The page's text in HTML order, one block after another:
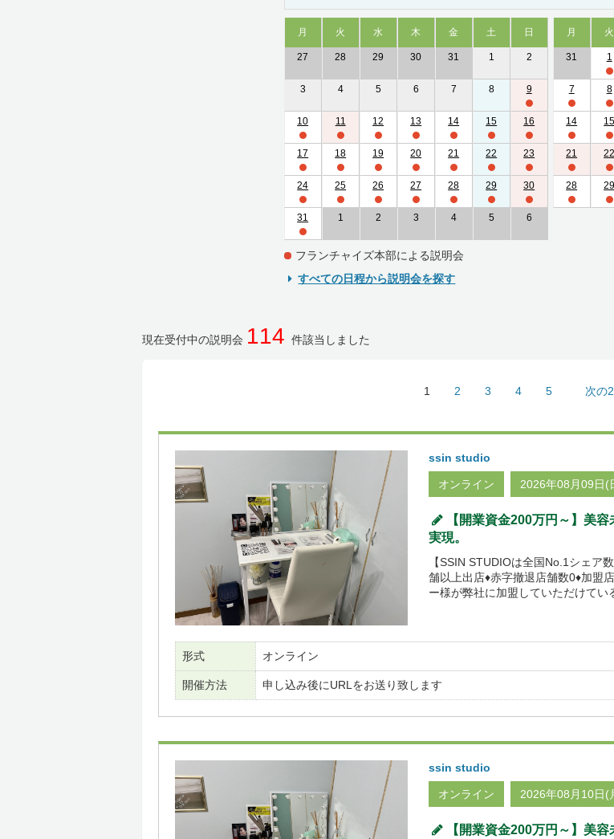
月 火 水 木 金 土 日
27 28 29 30 31 1 2
3 4 5 6 7 8 9
10 11 12 13 14 15 16
17 18 19 20 21 22 23
24 25 26 27 28 29 30
31 1 2 3 4 5 6
月 火
31 1
7 8
14 15
21 22
28 29
フランチャイズ本部による説明会
すべての日程から説明会を探す
現在受付中の説明会 114 件該当しました
1 2 3 4 5 次の
ssin studio
オンライン 2026年08月09日(
【開業資金200万円～】美
実現。
【SSIN STUDIOは全国No.1シェア
舗以上出店♦赤字撤退店舗数0♦加盟
ー様が弊社に加盟していただけてい
形式 オンライン
開催方法 申し込み後にURLをお送り致します
ssin studio
オンライン 2026年08月10日(
【開業資金200万円～】美